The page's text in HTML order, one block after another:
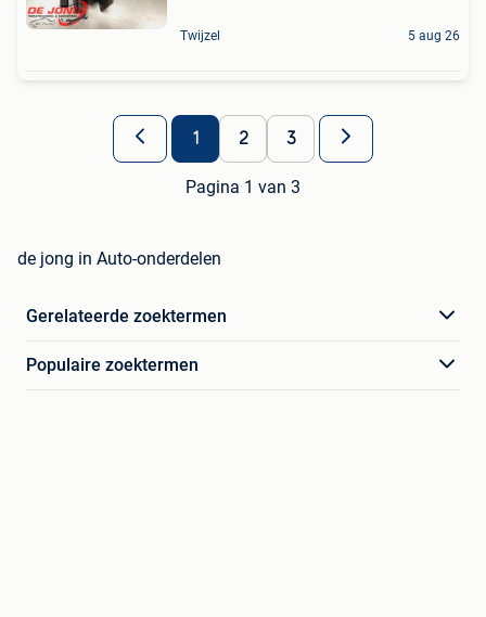
Twijzel 5 aug 26
1 2 3
Pagina 1 van 3
de jong in Auto-onderdelen
Gerelateerde zoektermen
Populaire zoektermen